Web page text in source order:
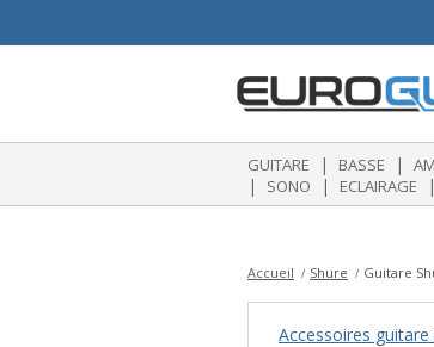
GUITARE | BASSE |
| SONO | ECLAIRAGE |
Accueil Shure Guitare
Accessoires